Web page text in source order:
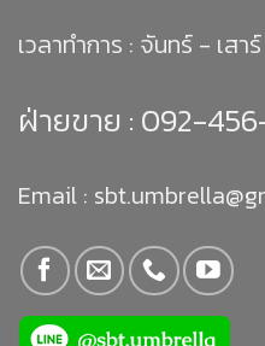
เวลาทำการ : จันทร์ - เส
ฝ่ายขาย : 092-
Email :